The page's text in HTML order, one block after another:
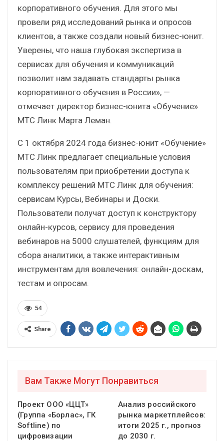
корпоративного обучения. Для этого мы
провели ряд исследований рынка и опросов
клиентов, а также создали новый бизнес-юнит.
Уверены, что наша глубокая экспертиза в
сервисах для обучения и коммуникаций
позволит нам задавать стандарты рынка
корпоративного обучения в России», —
отмечает директор бизнес-юнита «Обучение»
МТС Линк Марта Леман.
С 1 октября 2024 года бизнес-юнит «Обучение»
МТС Линк предлагает специальные условия
пользователям при приобретении доступа к
комплексу решений МТС Линк для обучения:
сервисам Курсы, Вебинары и Доски.
Пользователи получат доступ к конструктору
онлайн-курсов, сервису для проведения
вебинаров на 5000 слушателей, функциям для
сбора аналитики, а также интерактивным
инструментам для вовлечения: онлайн-доскам,
тестам и опросам.
54
Share
Вам Также Могут Понравиться
Проект ООО «ЦЦТ»
(Группа «Борлас», ГК
Softline) по
цифровизации
Анализ российского
рынка маркетплейсов:
итоги 2025 г., прогноз
до 2030 г.